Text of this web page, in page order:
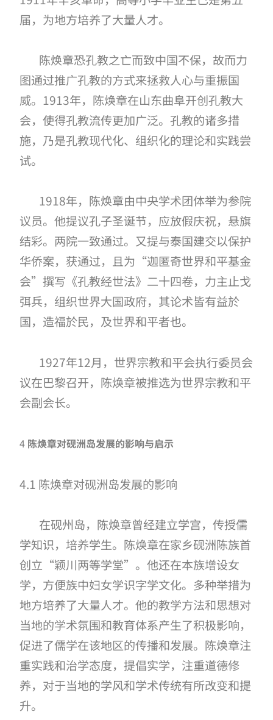
届，为地方培养了大量人才。
陈焕章恐孔教之亡而致中国不保，故而力
图通过推广孔教的方式来拯救人心与重振国
威。 1913年，陈焕章在山东曲阜开创孔教大
会，使得孔教流传更加广泛。孔教的诸多措
施，乃是孔教现代化、组织化的理论和实践尝
试。
1918年，陈焕章由中央学术团体举为参院
议员。他提议孔子圣诞节，应放假庆祝，悬旗
结彩。两院一致通过。又提与泰国建交以保护
华侨案，获通过，且为“迦匿奇世界和平基金
会”撰写《孔教经世法》二十四卷，力主止戈
弭兵，组织世界大国政府，其论术皆有益於
国，造福於民，及世界和平者也。
1927年12月，世界宗教和平会执行委员会
议在巴黎召开，陈焕章被推选为世界宗教和平
会副会长。
4 陈焕章对砚洲岛发展的影响与启示
4.1 陈焕章对砚洲岛发展的影响
在砚州岛，陈焕章曾经建立学宫，传授儒
学知识，培养学生。陈焕章在家乡砚洲陈族首
创立 “颖川两等学堂”。他还在本族增设女
学，方便族中妇女学识字学文化。多种举措为
地方培养了大量人才。他的教学方法和思想对
当地的学术氛围和教育体系产生了积极影响，
促进了儒学在该地区的传播和发展。陈焕章注
重实践和治学态度，提倡实学，注重道德修
养，对于当地的学风和学术传统有所改变和提
升。